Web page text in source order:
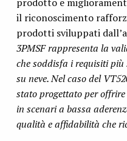
il riconoscimento
prodotti sviluppati
3PMSF rappresenta la
che soddisfa i requisiti
su neve. Nel caso del
stato progettato per
in scenari a bassa
qualità e affidabilità che